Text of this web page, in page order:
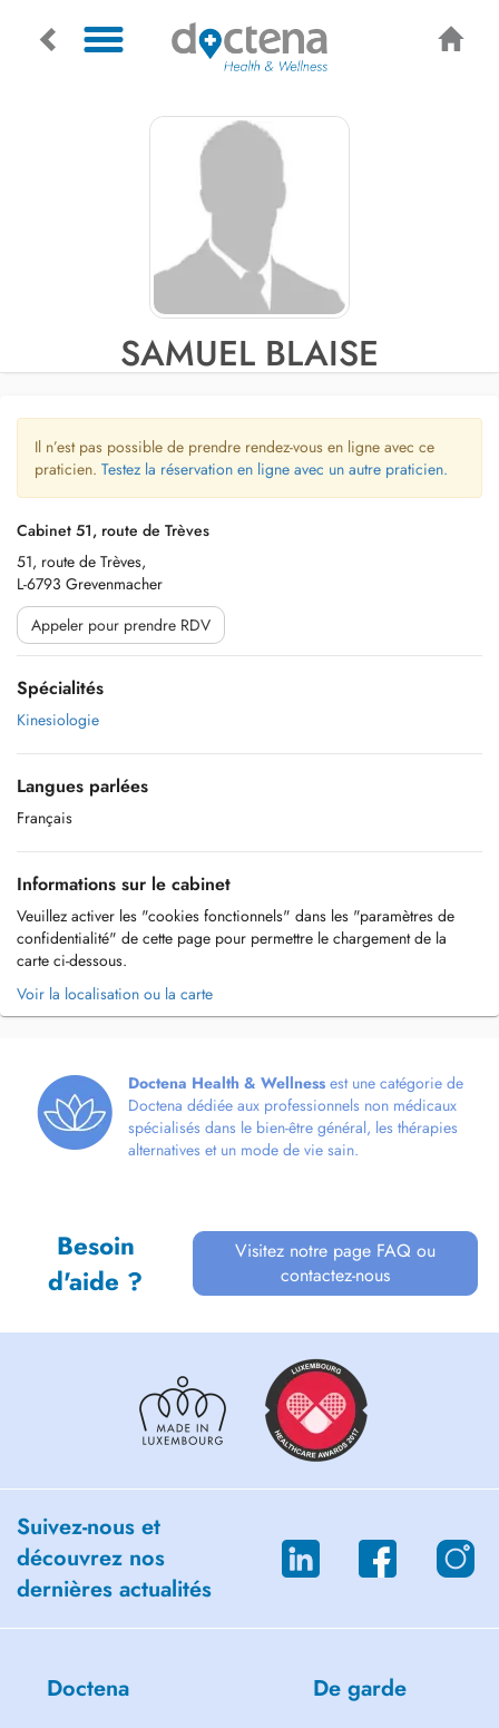
SAMUEL BLAISE
Il n’est pas possible de prendre rendez-vous en ligne avec ce
praticien. Testez la réservation en ligne avec un autre praticien.
Cabinet 51, route de Trèves
51, route de Trèves,
L-6793 Grevenmacher
Appeler pour prendre RDV
Spécialités
Kinesiologie
Langues parlées
Français
Informations sur le cabinet
Veuillez activer les "cookies fonctionnels" dans les "paramètres de
confidentialité" de cette page pour permettre le chargement de la
carte ci-dessous.
Voir la localisation ou la carte
Doctena Health & Wellness est une catégorie de
Doctena dédiée aux professionnels non médicaux
spécialisés dans le bien-être général, les thérapies
alternatives et un mode de vie sain.
Besoin
d'aide ?
Visitez notre page FAQ ou
contactez-nous
Suivez-nous et
découvrez nos
dernières actualités
Doctena De garde